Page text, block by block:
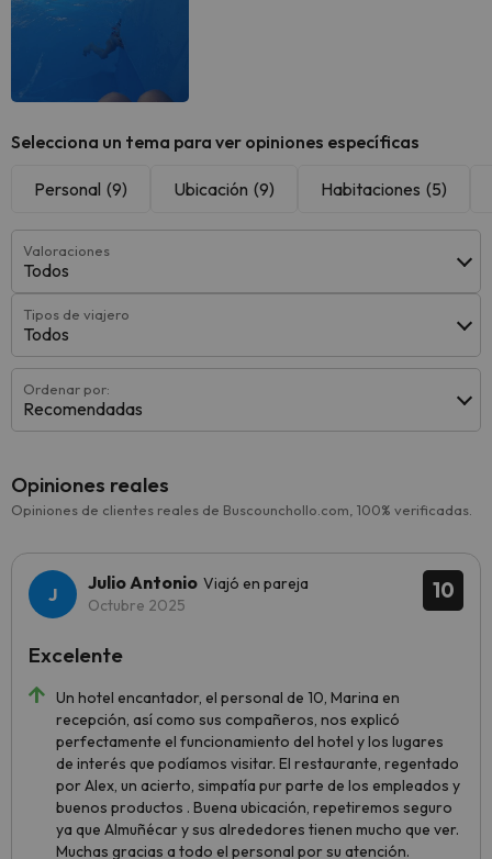
Selecciona un tema para ver opiniones específicas
Personal (9) Ubicación (9) Habitaciones (5)
Valoraciones
Todos
Tipos de viajero
Todos
Ordenar por:
Recomendadas
Opiniones reales
Opiniones de clientes reales de Buscounchollo.com, 100% verificadas.
10
Julio Antonio Viajó en pareja
Octubre 2025
Un hotel encantador, el personal de 10, Marina en
recepción, así como sus compañeros, nos explicó
perfectamente el funcionamiento del hotel y los lugares
de interés que podíamos visitar. El restaurante, regentado
por Alex, un acierto, simpatía pur parte de los empleados y
buenos productos . Buena ubicación, repetiremos seguro
ya que Almuñécar y sus alrededores tienen mucho que ver.
Muchas gracias a todo el personal por su atención.
Excelente